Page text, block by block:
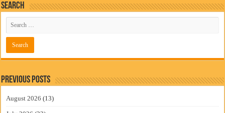
Search
Previous Posts
August 2026 (13)